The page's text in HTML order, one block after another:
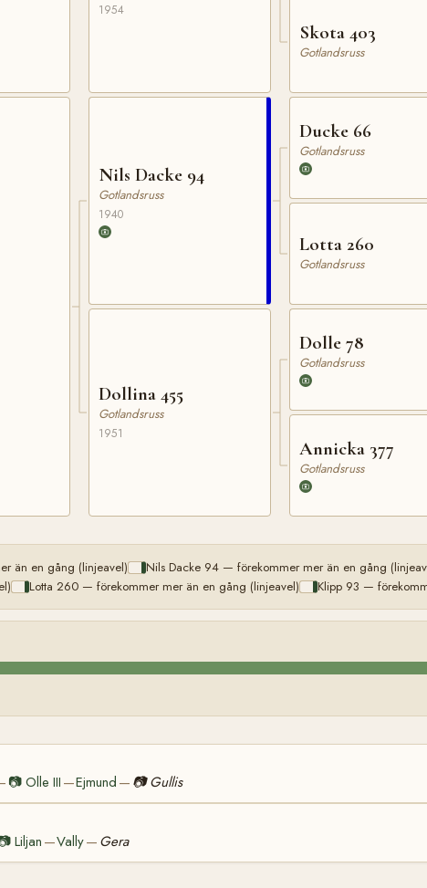
1954
Nils Dacke 94
Gotlandsruss
1940
Dollina 455
Gotlandsruss
1951
Skota 403
Gotlandsruss
Ducke 66
Gotlandsruss
Lotta 260
Gotlandsruss
Dolle 78
Gotlandsruss
Annicka 377
Gotlandsruss
än en gång (linjeavel)
Nils Dacke 94 — förekommer mer än en gång
Lotta 260 — förekommer mer än en gång (linjeavel) Klipp 93 —
📷Olle III —Ejmund — 📷 Gullis
Liljan —Vally— Gera